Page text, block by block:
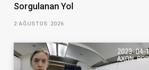
Sorgulanan Yol
2 AĞUSTOS 2026